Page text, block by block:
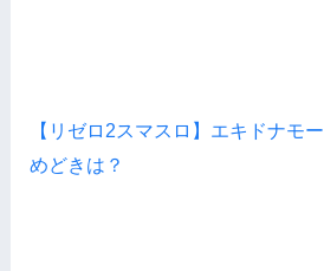
【リゼロ2スマスロ】エキドナモ
めどきは？